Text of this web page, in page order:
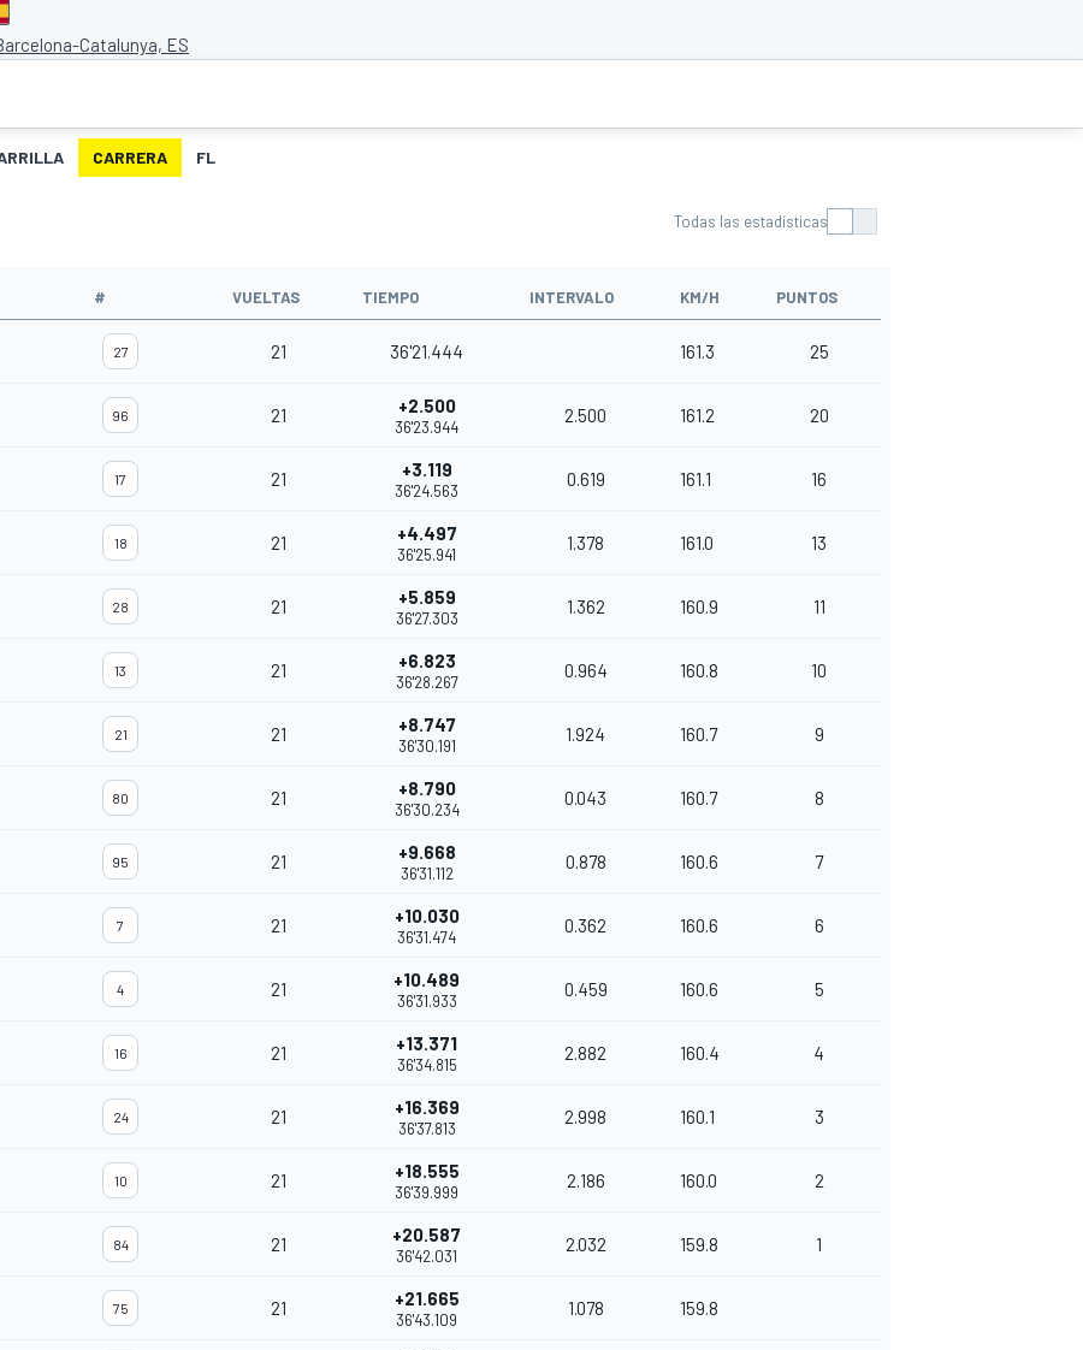
Catalunya, ES
CARRERA FL
Todas las estadísticas
# VUELTAS TIEMPO INTERVALO KM/H PUNTOS
27 21 36'21.444 161.3 25
96 21 +2.500
36'23.944
2.500 161.2 20
17 21 +3.119
36'24.563
0.619 161.1 16
18 21 +4.497
36'25.941
1.378 161.0 13
28 21 +5.859
36'27.303
1.362 160.9 11
13 21 +6.823
36'28.267
0.964 160.8 10
21 21 +8.747
36'30.191
1.924 160.7 9
80 21 +8.790
36'30.234
0.043 160.7 8
95 21 +9.668
36'31.112
0.878 160.6 7
7 21 +10.030
36'31.474
0.362 160.6 6
4 21 +10.489
36'31.933
0.459 160.6 5
16 21 +13.371
36'34.815
2.882 160.4 4
24 21 +16.369
36'37.813
2.998 160.1 3
10 21 +18.555
36'39.999
2.186 160.0 2
84 21 +20.587
36'42.031
2.032 159.8 1
75 21 +21.665
36'43.109
1.078 159.8